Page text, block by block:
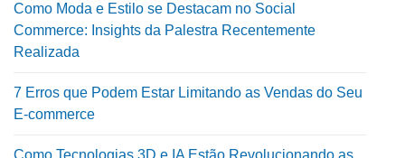
Como Moda e Estilo se Destacam no Social
Commerce: Insights da Palestra Recentemente
Realizada
7 Erros que Podem Estar Limitando as Vendas do Seu
E-commerce